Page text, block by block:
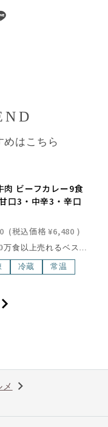
めはこちら
肉 ビーフカレー9食
口3・中辛3・辛口
(税込価格 ¥6,480 )
冷蔵 常温